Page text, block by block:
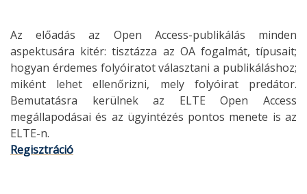
Az előadás az Open Access-publikálás minden
aspektusára kitér: tisztázza az OA fogalmát, típusait;
hogyan érdemes folyóiratot választani a publikáláshoz;
miként lehet ellenőrizni, mely folyóirat predátor.
Bemutatásra kerülnek az ELTE Open Access
megállapodásai és az ügyintézés pontos menete is az
ELTE-n.
Regisztráció